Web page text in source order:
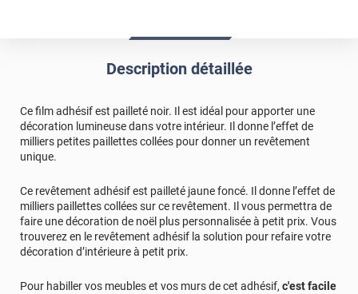
Description détaillée
Ce film adhésif est pailleté noir. Il est idéal pour apporter une
décoration lumineuse dans votre intérieur. Il donne l’effet de
milliers petites paillettes collées pour donner un revêtement
unique.
Ce revêtement adhésif est pailleté jaune foncé. Il donne l’effet de
milliers paillettes collées sur ce revêtement. Il vous permettra de
faire une décoration de noël plus personnalisée à petit prix. Vous
trouverez en le revêtement adhésif la solution pour refaire votre
décoration d’intérieure à petit prix.
Pour habiller vos meubles et vos murs de cet adhésif, c'est facile